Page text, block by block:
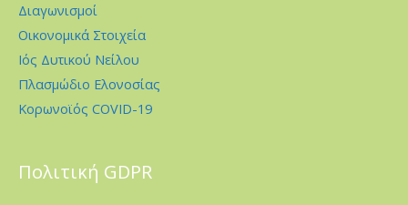
Διαγωνισμοί
Οικονομικά Στοιχεία
Ιός Δυτικού Νείλου
Πλασμώδιο Ελονοσίας
Κορωνοϊός COVID-19
Πολιτική GDPR